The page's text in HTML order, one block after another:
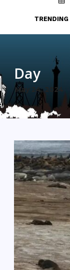
TRENDING
Day
May 24, 2024